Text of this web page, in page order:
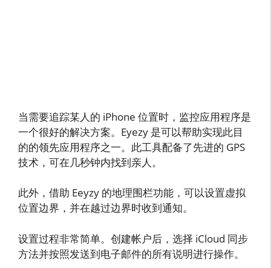
当需要追踪某人的 iPhone 位置时，监控应用程序是
一个很好的解决方案。Eyezy 是可以帮助实现此目
的的领先应用程序之一。此工具配备了先进的 GPS
技术，可在几秒钟内找到亲人。
此外，借助 Eeyzy 的地理围栏功能，可以设置虚拟
位置边界，并在越过边界时收到通知。
设置过程非常简单。创建帐户后，选择 iCloud 同步
方法并按照发送到电子邮件的所有说明进行操作。